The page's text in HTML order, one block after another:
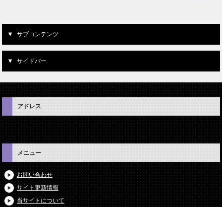
サブコンテンツ
サイドバー
アドレス
メニュー
お問い合わせ
サイト更新情報
当サイトについて